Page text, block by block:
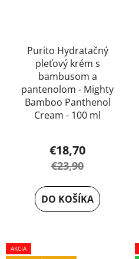
Purito Hydratačný
pleťový krém s
bambusom a
pantenolom - Mighty
Bamboo Panthenol
Cream - 100 ml
€18,70
€23,90
DO KOŠÍKA
AKCIA